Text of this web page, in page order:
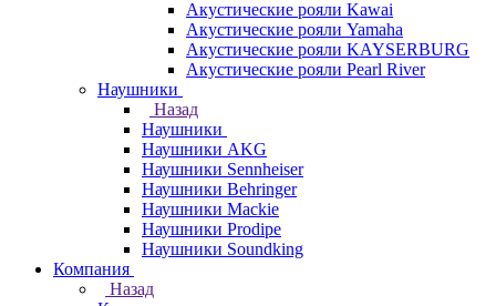
Акустические рояли Kawai
Акустические рояли Yamaha
Акустические рояли KAYSERBURG
Акустические рояли Pearl River
Наушники
Назад
Наушники
Наушники AKG
Наушники Sennheiser
Наушники Behringer
Наушники Mackie
Наушники Prodipe
Наушники Soundking
Компания
Назад